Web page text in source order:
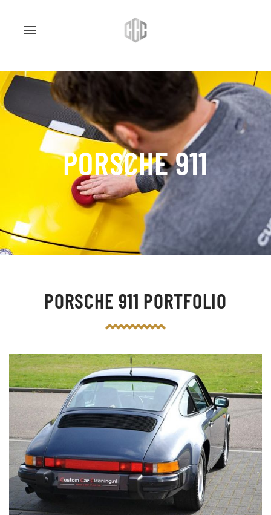
PORSCHE 911
PORSCHE 911 PORTFOLIO